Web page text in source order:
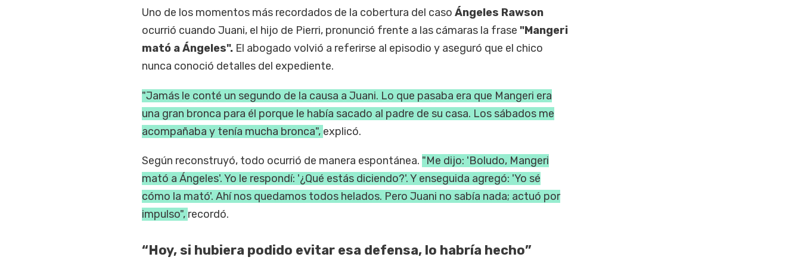
Uno de los momentos más recordados de la cobertura del caso Ángeles Rawson
ocurrió cuando Juani, el hijo de Pierri, pronunció frente a las cámaras la frase "Mangeri
mató a Ángeles". El abogado volvió a referirse al episodio y aseguró que el chico
nunca conoció detalles del expediente.
"Jamás le conté un segundo de la causa a Juani. Lo que pasaba era que Mangeri era
una gran bronca para él porque le había sacado al padre de su casa. Los sábados me
acompañaba y tenía mucha bronca", explicó.
Según reconstruyó, todo ocurrió de manera espontánea. "Me dijo: 'Boludo, Mangeri
mató a Ángeles'. Yo le respondí: '¿Qué estás diciendo?'. Y enseguida agregó: 'Yo sé
cómo la mató'. Ahí nos quedamos todos helados. Pero Juani no sabía nada; actuó por
impulso", recordó.
“Hoy, si hubiera podido evitar esa defensa, lo habría hecho”